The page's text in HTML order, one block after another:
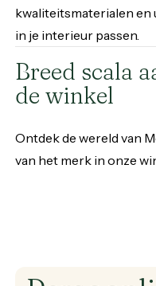
kwaliteitsmaterialen
in je interieur passen.
Breed scala
de winkel
Ontdek de wereld van
van het merk in onze